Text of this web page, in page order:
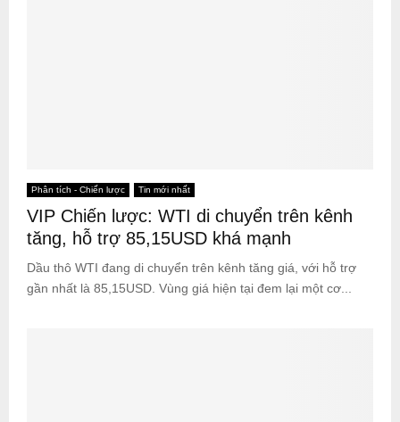
Phân tích - Chiến lược Tin mới nhất
VIP Chiến lược: WTI di chuyển trên kênh
tăng, hỗ trợ 85,15USD khá mạnh
Dầu thô WTI đang di chuyển trên kênh tăng giá, với hỗ trợ
gần nhất là 85,15USD. Vùng giá hiện tại đem lại một cơ...